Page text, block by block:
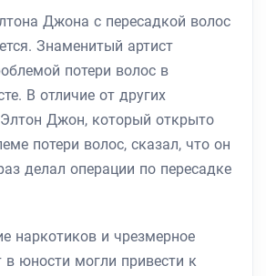
Джона с пересадкой волос
Знаменитый артист
потери волос в
В отличие от других
Элтон Джон, который открыто
потери волос, сказал, что он
делал операции по пересадке
наркотиков и чрезмерное
в юности могли привести к